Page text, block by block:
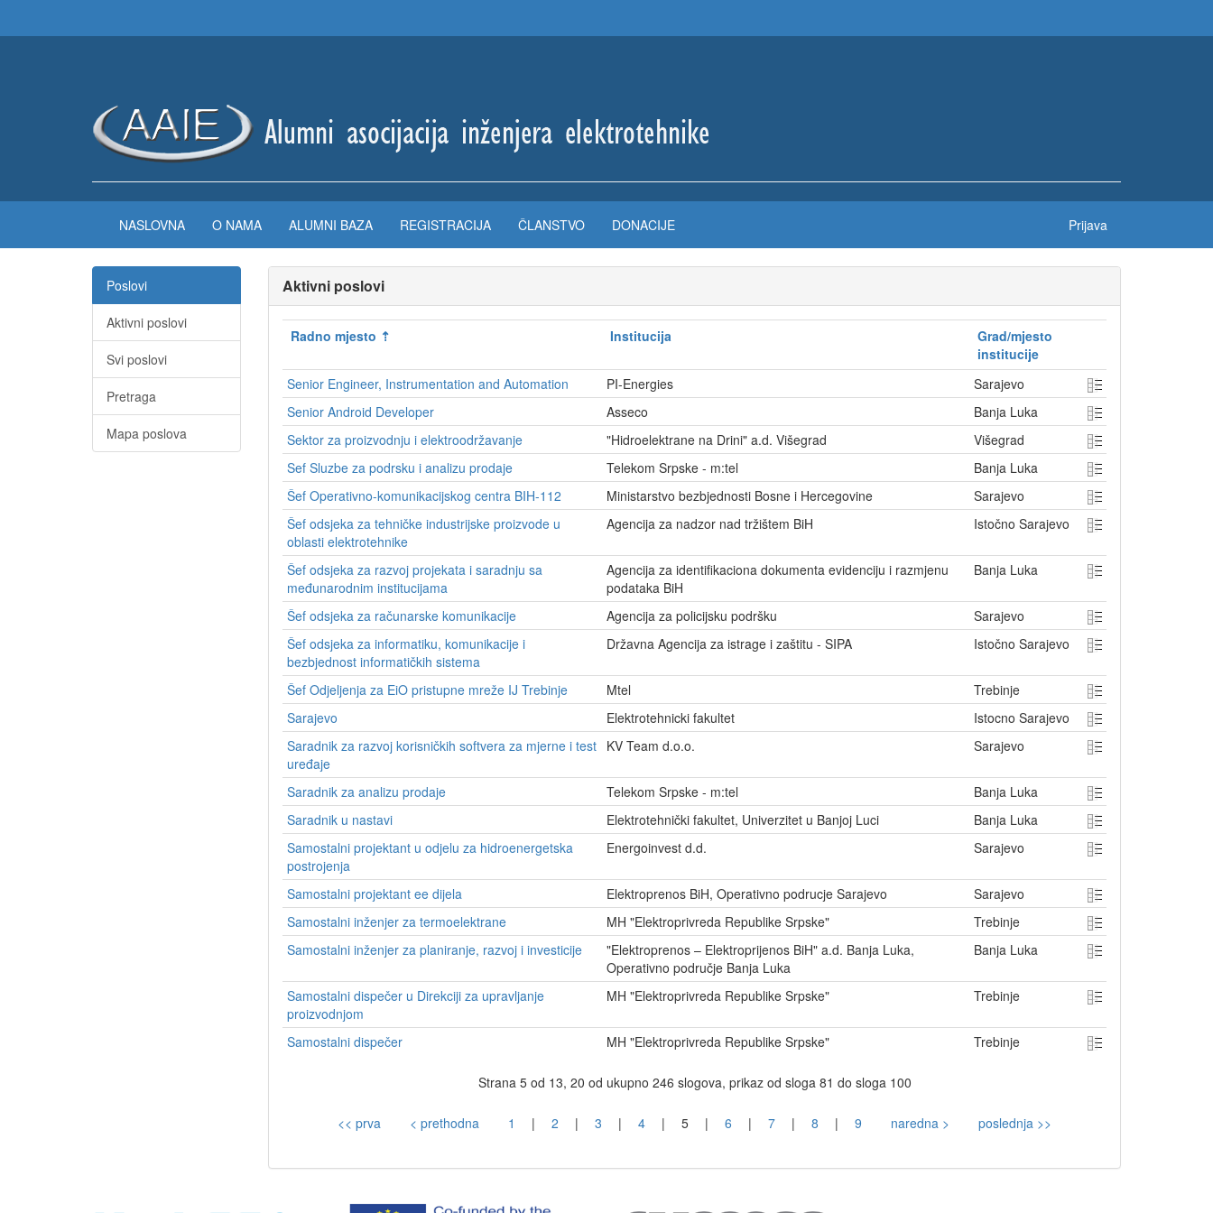
NASLOVNA O NAMA ALUMNI BAZA REGISTRACIJA ČLANSTVO DONACIJE Prijava
Poslovi
Aktivni poslovi
Svi poslovi
Pretraga
Mapa poslova
Aktivni poslovi
Radno mjesto Institucija
Grad/mjesto
institucije
Senior Engineer, Instrumentation and Automation
PI-Energies
Sarajevo
Senior Android Developer
Asseco
Banja Luka
Sektor za proizvodnju i elektroodržavanje
"Hidroelektrane na Drini" a.d. Višegrad
Višegrad
Sef Sluzbe za podrsku i analizu prodaje
Telekom Srpske - m:tel
Banja Luka
Šef Operativno-komunikacijskog centra BIH-112
Ministarstvo bezbjednosti Bosne i Hercegovine
Sarajevo
Šef odsjeka za tehničke industrijske proizvode u
oblasti elektrotehnike
Agencija za nadzor nad tržištem BiH Istočno Sarajevo
Šef odsjeka za razvoj projekata i saradnju sa
međunarodnim institucijama
Agencija za identifikaciona dokumenta evidenciju i razmjenu
podataka BiH
Banja Luka
Šef odsjeka za računarske komunikacije Agencija za policijsku podršku
Sarajevo
Šef odsjeka za informatiku, komunikacije i
bezbjednost informatičkih sistema
Državna Agencija za istrage i zaštitu - SIPA Istočno Sarajevo
Šef Odjeljenja za EiO pristupne mreže IJ Trebinje Mtel
Trebinje
Sarajevo
Elektrotehnicki fakultet
Istocno Sarajevo
Saradnik za razvoj korisničkih softvera za mjerne i test
uređaje
KV Team d.o.o. Sarajevo
Saradnik za analizu prodaje Telekom Srpske - m:tel
Banja Luka
Saradnik u nastavi
Elektrotehnički fakultet, Univerzitet u Banjoj Luci
Banja Luka
Samostalni projektant u odjelu za hidroenergetska
postrojenja
Energoinvest d.d. Sarajevo
Samostalni projektant ee dijela Elektroprenos BiH, Operativno podrucje Sarajevo
Sarajevo
Samostalni inženjer za termoelektrane
MH "Elektroprivreda Republike Srpske"
Trebinje
Samostalni inženjer za planiranje, razvoj i investicije
"Elektroprenos – Elektroprijenos BiH" a.d. Banja Luka,
Operativno područje Banja Luka
Banja Luka
Samostalni dispečer u Direkciji za upravljanje
proizvodnjom
MH "Elektroprivreda Republike Srpske" Trebinje
Samostalni dispečer MH "Elektroprivreda Republike Srpske" Trebinje
Strana 5 od 13, 20 od ukupno 246 slogova, prikaz od sloga 81 do sloga 100
<< prva < prethodna 1 | 2 | 3 | 4 | 5 | 6 | 7 | 8 | 9 naredna > poslednja >>